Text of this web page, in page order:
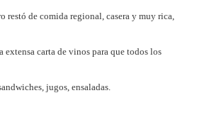
restó de comida regional, casera y muy rica,
extensa carta de vinos para que todos los
jugos, ensaladas.